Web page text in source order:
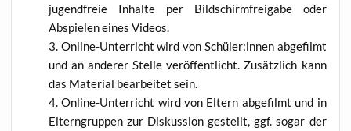
jugend­freie Inhal­te per Bild­schirm­frei­ga­be oder
Abspie­len eines Videos.
Online-Unter­richt wird von Schüler:innen abge­filmt
und an ande­rer Stel­le ver­öf­fent­licht. Zusätz­lich kann
das Mate­ri­al bear­bei­tet sein.
Online-Unter­richt wird von Eltern abge­filmt und in
Eltern­grup­pen zur Dis­kus­si­on gestellt, ggf. sogar der